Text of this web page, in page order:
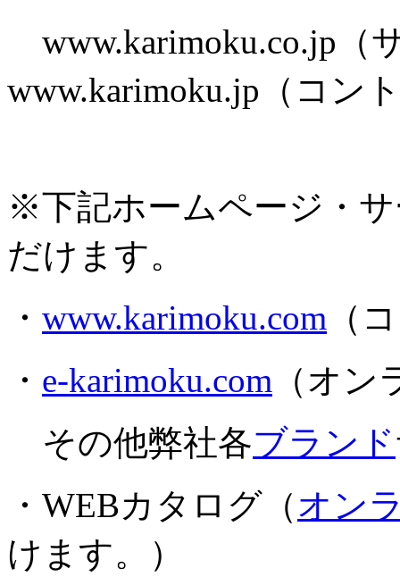
www.karimoku.co.jp（
www.karimoku.jp（コン
※下記ホームページ・
だけます。
・ www.karimoku.com （
・ e-karimoku.com （オ
その他弊社各ブランド
・WEBカタログ（オン
けます。）